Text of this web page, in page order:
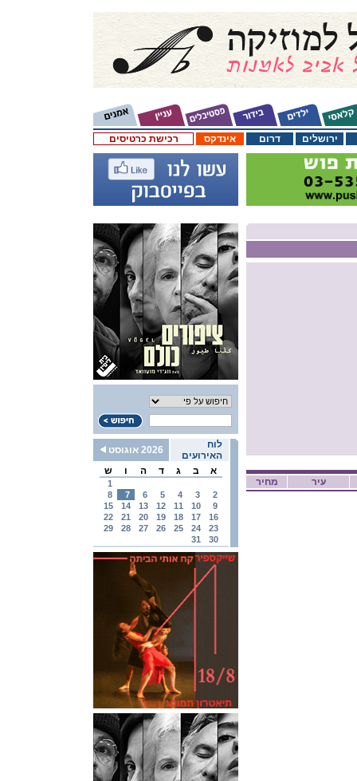
רכישת כרטיסים אינדקס דרום ירושלים
לוח
האירועים
2026 אוגוסט
א
ב ג ד ה ו ש
1
2
3
4
5
6
7
8
9
10
11
12
13
14
15
16
17
18
19
20
21
22
23
24
25
26
27
28
29
30
31
מחיר עיר